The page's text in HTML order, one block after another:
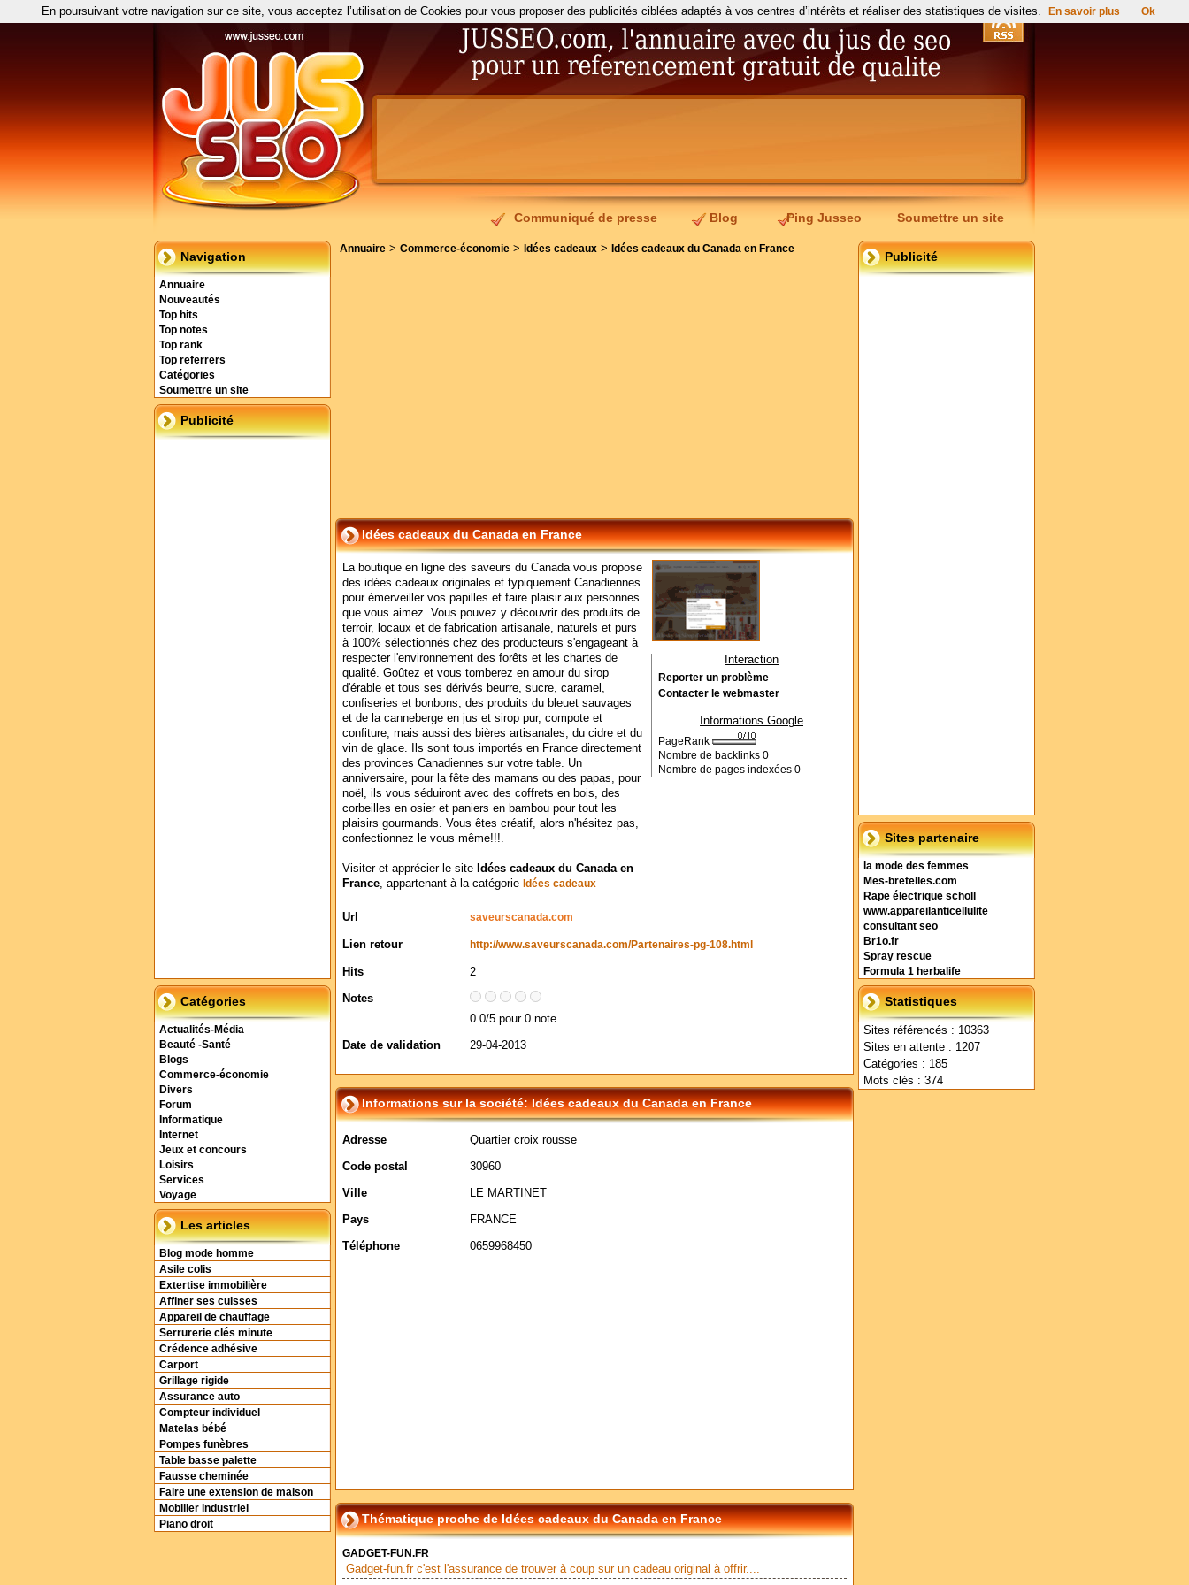
Communiqué de presse Blog Ping Jusseo Soumettre un site
Navigation
Annuaire
Nouveautés
Top hits
Top notes
Top rank
Top referrers
Catégories
Soumettre un site
Publicité
Catégories
Actualités-Média
Beauté -Santé
Blogs
Commerce-économie
Divers
Forum
Informatique
Internet
Jeux et concours
Loisirs
Services
Voyage
Les articles
Blog mode homme
Asile colis
Extertise immobilière
Affiner ses cuisses
Appareil de chauffage
Serrurerie clés minute
Crédence adhésive
Carport
Grillage rigide
Assurance auto
Compteur individuel
Matelas bébé
Pompes funèbres
Table basse palette
Fausse cheminée
Faire une extension de maison
Mobilier industriel
Piano droit
Publicité
Sites partenaire
la mode des femmes
Mes-bretelles.com
Rape électrique scholl
www.appareilanticellulite
consultant seo
Br1o.fr
Spray rescue
Formula 1 herbalife
Statistiques
Sites référencés : 10363
Sites en attente : 1207
Catégories : 185
Mots clés : 374
Annuaire > Commerce-économie > Idées cadeaux > Idées cadeaux du Canada en France
Idées cadeaux du Canada en France
La boutique en ligne des saveurs du Canada vous propose
des idées cadeaux originales et typiquement Canadiennes
pour émerveiller vos papilles et faire plaisir aux personnes
que vous aimez. Vous pouvez y découvrir des produits de
terroir, locaux et de fabrication artisanale, naturels et purs
à 100% sélectionnés chez des producteurs s'engageant à
respecter l'environnement des forêts et les chartes de
qualité. Goûtez et vous tomberez en amour du sirop
d'érable et tous ses dérivés beurre, sucre, caramel,
confiseries et bonbons, des produits du bleuet sauvages
et de la canneberge en jus et sirop pur, compote et
confiture, mais aussi des bières artisanales, du cidre et du
vin de glace. Ils sont tous importés en France directement
des provinces Canadiennes sur votre table. Un
anniversaire, pour la fête des mamans ou des papas, pour
noël, ils vous séduiront avec des coffrets en bois, des
corbeilles en osier et paniers en bambou pour tout les
plaisirs gourmands. Vous êtes créatif, alors n'hésitez pas,
confectionnez le vous même!!!.
Visiter et apprécier le site Idées cadeaux du Canada en
France, appartenant à la catégorie Idées cadeaux
Url saveurscanada.com
Lien retour http://www.saveurscanada.com/Partenaires-pg-108.html
Hits
2
Notes
0.0/5 pour 0 note
Date de validation
29-04-2013
Interaction
Reporter un problème
Contacter le webmaster
Informations Google
PageRank
Nombre de backlinks 0
Nombre de pages indexées 0
Informations sur la société: Idées cadeaux du Canada en France
Adresse
Quartier croix rousse
Code postal
30960
Ville
LE MARTINET
Pays
FRANCE
Téléphone
0659968450
Thématique proche de Idées cadeaux du Canada en France
GADGET-FUN.FR
Gadget-fun.fr c'est l'assurance de trouver à coup sur un cadeau original à offrir....
En poursuivant votre navigation sur ce site, vous acceptez l’utilisation de Cookies pour vous proposer des publicités ciblées adaptés à vos centres d’intérêts et réaliser des statistiques de visites. En savoir plus Ok